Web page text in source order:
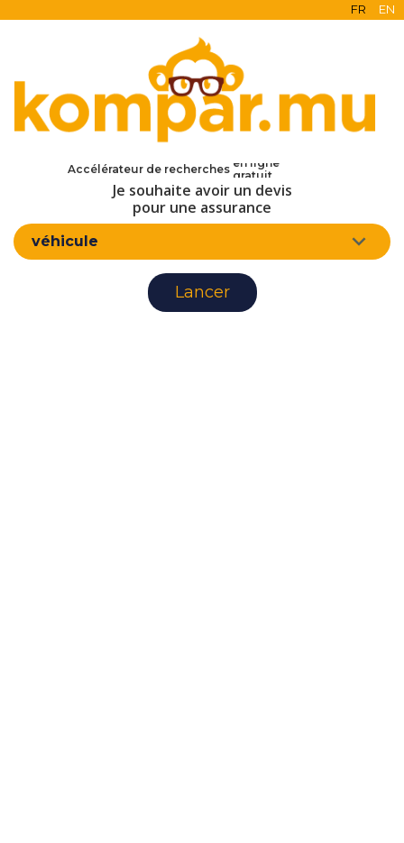
FR EN
Accélérateur de recherches en ligne
gratuit
sans engagement
d'assurance
Je souhaite avoir un devis
pour une assurance
véhicule
Lancer